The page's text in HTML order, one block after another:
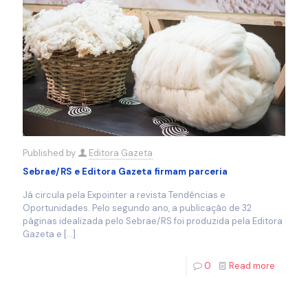
Published by
Editora Gazeta
Sebrae/RS e Editora Gazeta firmam parceria
Já circula pela Expointer a revista Tendências e
Oportunidades. Pelo segundo ano, a publicação de 32
páginas idealizada pelo Sebrae/RS foi produzida pela Editora
Gazeta e […]
0 Read more